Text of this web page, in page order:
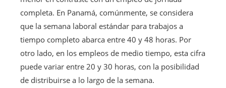
completa. En Panamá, comúnmente, se considera
que la semana laboral estándar para trabajos a
tiempo completo abarca entre 40 y 48 horas. Por
otro lado, en los empleos de medio tiempo, esta cifra
puede variar entre 20 y 30 horas, con la posibilidad
de distribuirse a lo largo de la semana.